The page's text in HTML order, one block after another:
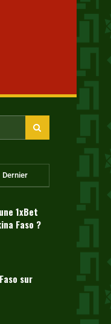
Dernier
1xBet
Faso ?
sur